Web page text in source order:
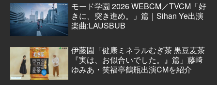
モード学園 2026 WEBCM／TVCM「好
きに、突き進め。」篇｜Sihan Ye出演
楽曲:LAUSBUB
伊藤園「健康ミネラルむぎ茶 黒豆麦茶
『実は、お似合いでした。』篇」藤﨑
ゆみあ・笑福亭鶴瓶出演CMを紹介